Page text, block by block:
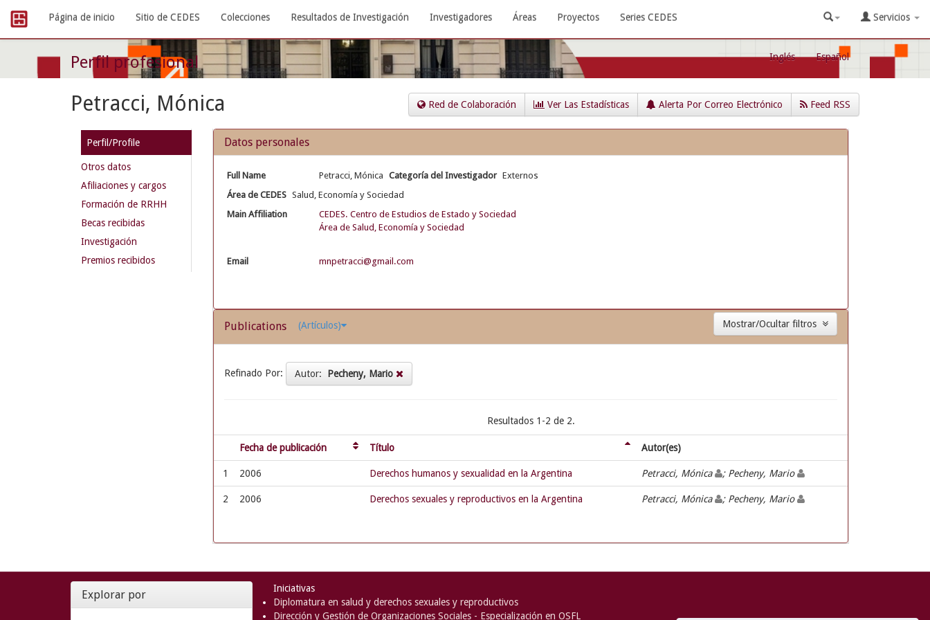
navigation
Página de inicio Sitio de CEDES Colecciones Resultados de Investigación Investigadores Áreas Proyectos Series CEDES Servicios
Perfil profesional Inglés Español
Petracci, Mónica Red de Colaboración Ver Las Estadísticas Alerta Por Correo Electrónico Feed RSS
Perfil/Profile
Otros datos
Afiliaciones y cargos
Formación de RRHH
Becas recibidas
Investigación
Premios recibidos
Datos personales
Full Name Petracci, Mónica Categoría del Investigador Externos
Área de CEDES Salud, Economía y Sociedad
Main Affiliation
CEDES. Centro de Estudios de Estado y Sociedad
Área de Salud, Economía y Sociedad
Email mnpetracci@gmail.com
Publications (Artículos)
Refinado Por: Autor: Pecheny, Mario
Resultados 1-2 de 2.
Fecha de publicación Título Autor(es)
1 2006 Derechos humanos y sexualidad en la Argentina Petracci, Mónica ; Pecheny, Mario
2 2006 Derechos sexuales y reproductivos en la Argentina Petracci, Mónica ; Pecheny, Mario
Explorar por
Iniciativas
Diplomatura en salud y derechos sexuales y reproductivos
Dirección y Gestión de Organizaciones Sociales - Especialización en OSFL